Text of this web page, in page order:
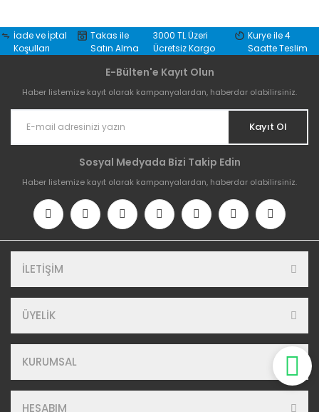
İade ve İptal
Koşulları
Takas ile
Satın Alma
3000 TL Üzeri
Ücretsiz Kargo
Kurye ile 4
Saatte Teslim
E-Bülten'e Kayıt Olun
Haber listemize kayıt olarak kampanyalardan, haberdar olabilirsiniz.
Kayıt Ol
Sosyal Medyada Bizi Takip Edin
Haber listemize kayıt olarak kampanyalardan, haberdar olabilirsiniz.
İLETİŞİM
ÜYELİK
KURUMSAL
HESABIM